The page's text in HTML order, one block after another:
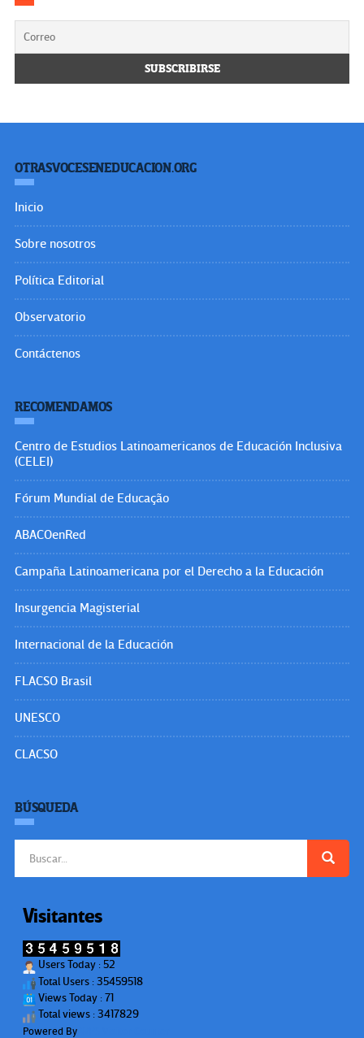
OTRASVOCESENEDUCACION.ORG
Inicio
Sobre nosotros
Política Editorial
Observatorio
Contáctenos
RECOMENDAMOS
Centro de Estudios Latinoamericanos de Educación Inclusiva
(CELEI)
Fórum Mundial de Educação
ABACOenRed
Campaña Latinoamericana por el Derecho a la Educación
Insurgencia Magisterial
Internacional de la Educación
FLACSO Brasil
UNESCO
CLACSO
BÚSQUEDA
Visitantes
Users Today : 52
Total Users : 35459518
Views Today : 71
Total views : 3417829
Powered By